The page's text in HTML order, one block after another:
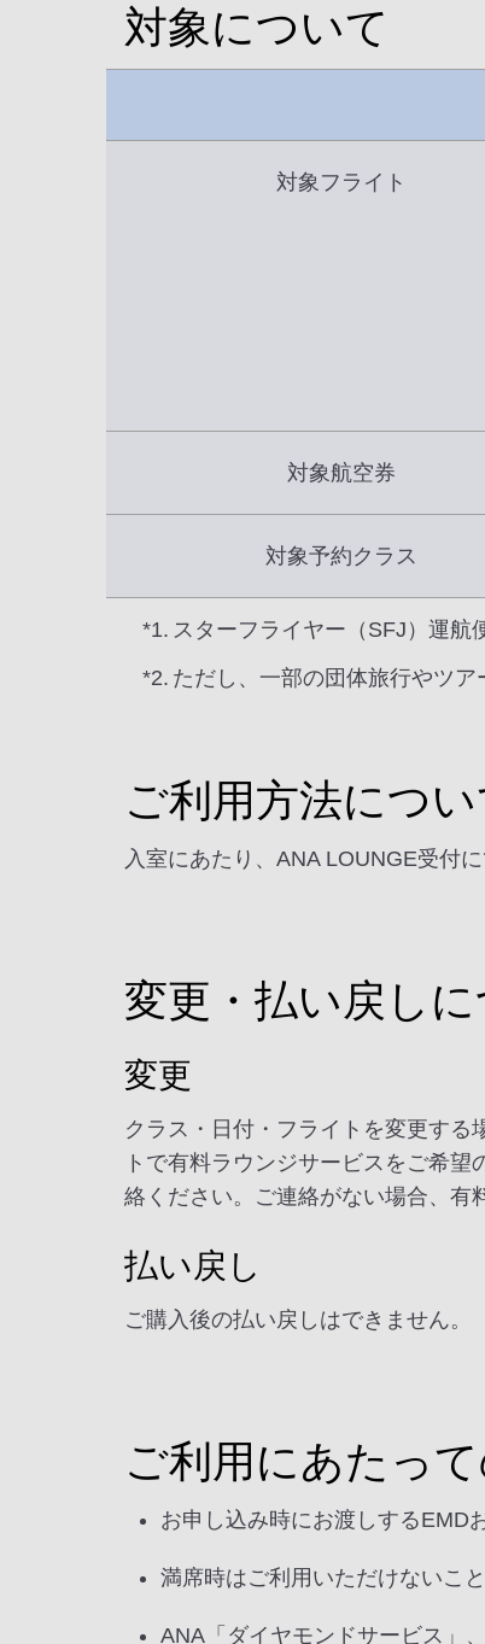
対象について
対象フライト
対象航空券
対象予約クラス
*1. スターフライヤー（SFJ）運
*2. ただし、一部の団体旅行やツア
ご利用方法につい
入室にあたり、ANA LOUNGE受付
変更・払い戻しに
変更
クラス・日付・フライトを変更す
トで有料ラウンジサービスをご希
絡ください。ご連絡がない場合、有
払い戻し
ご購入後の払い戻しはできません。
ご利用にあたっ
お申し込み時にお渡しするEMD
満席時はご利用いただけないこ
ANA「ダイヤモンドサービス」